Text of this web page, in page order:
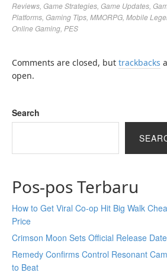
Reviews Game Strategies Game Updates
Platforms Gaming Tips MMORPG Mobile
Online Gaming PES
Comments are closed, but trackbacks
open.
Search
Pos-pos Terbaru
How to Get Viral Co-op Hit Big Walk
Price
Crimson Moon Sets Official Release
Remedy Confirms Control Resonant
to Beat